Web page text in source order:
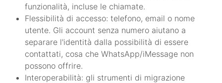
funzionalità, incluse le chiamate.
Flessibilità di accesso: telefono, email o nome
utente. Gli account senza numero aiutano a
separare l'identità dalla possibilità di essere
contattati, cosa che WhatsApp/iMessage non
possono offrire.
Interoperabilità: gli strumenti di migrazione